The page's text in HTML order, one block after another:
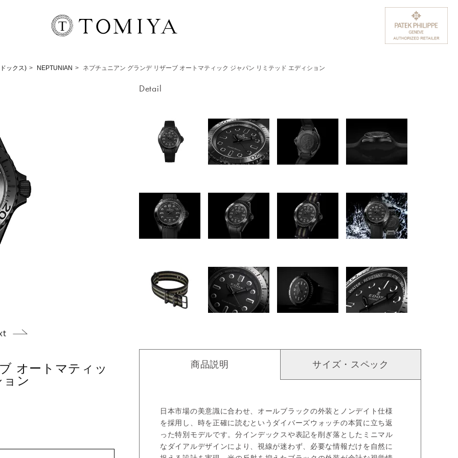
ックス) NEPTUNIAN ネプチュニアン グランデ リザーブ オートマティック ジャパン リミテッド エディション
Detail
オートマティッ
ン
商品説明 サイズ・スペック
日本市場の美意識に合わせ、オールブラックの外装とノンデイト仕様
を採用し、時を正確に読むというダイバーズウォッチの本質に立ち返
った特別モデルです。分インデックスや表記を削ぎ落としたミニマル
なダイアルデザインにより、視線が迷わず、必要な情報だけを自然に